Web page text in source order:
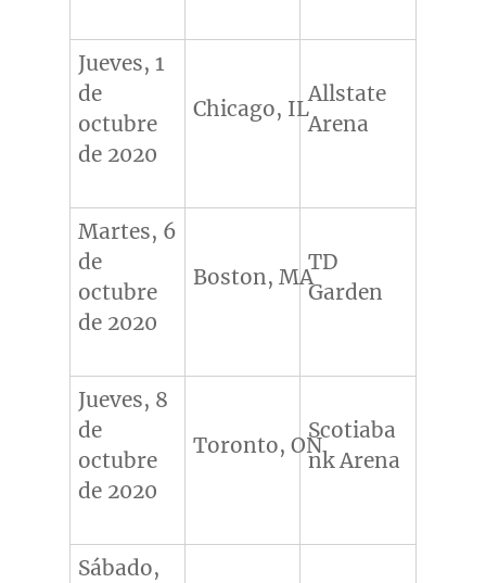
Jueves, 1
de
octubre
de 2020
Chicago, IL
Allstate
Arena
Martes, 6
de
octubre
de 2020
Boston, MA
TD
Garden
Jueves, 8
de
octubre
de 2020
Toronto, ON
Scotiaba
nk Arena
Sábado,